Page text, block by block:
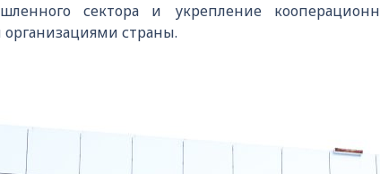
сектора и укрепление
страны.